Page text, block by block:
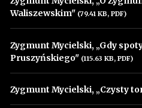
Waliszewskim" (79.41 KB, PDF)
Zygmunt Mycielski, „Gdy
Pruszyńskiego" (115.63 KB, PDF)
Zygmunt Mycielski, „Czysty